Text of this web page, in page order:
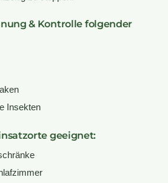
& Kontrolle folgender
Insekten
geeignet: